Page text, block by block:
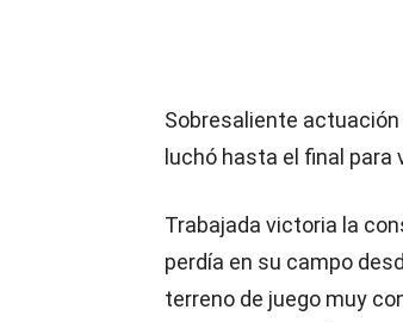
Sobresaliente actuación
luchó hasta el final
Trabajada victoria la
perdía en su campo
terreno de juego muy